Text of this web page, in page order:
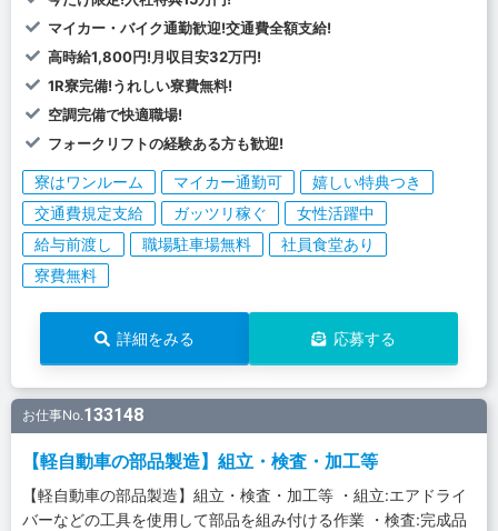
マイカー・バイク通勤歓迎!交通費全額支給!
高時給1,800円!月収目安32万円!
1R寮完備!うれしい寮費無料!
空調完備で快適職場!
フォークリフトの経験ある方も歓迎!
寮はワンルーム マイカー通勤可
嬉しい特典つき
交通費規定支給
ガッツリ稼ぐ
女性活躍中
給与前渡し
職場駐車場無料
社員食堂あり
寮費無料
詳細をみる 応募する
お仕事No.133148
【軽自動車の部品製造】組立・検査・加工等
【軽自動車の部品製造】組立・検査・加工等 ・組立:エアドライ
バーなどの工具を使用して部品を組み付ける作業 ・検査:完成品